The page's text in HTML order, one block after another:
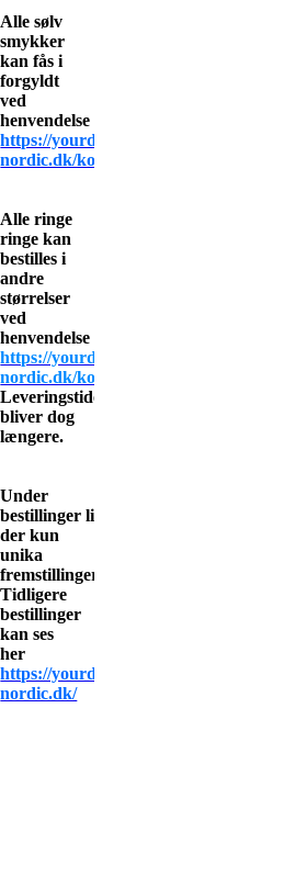
Alle sølv
smykker
kan fås i
forgyldt
ved
henvendelse
https://yourdesign-
nordic.dk/kontakt
Alle ringe
ringe kan
bestilles i
andre
størrelser
ved
henvendelse
https://yourdesign-
nordic.dk/kontak
Leveringstiden
bliver dog
længere.
Under
bestillingerligger
der kun
unika
fremstillinger.
Tidligere
bestillinger
kan ses
her
https://yourdesign-
nordic.dk/